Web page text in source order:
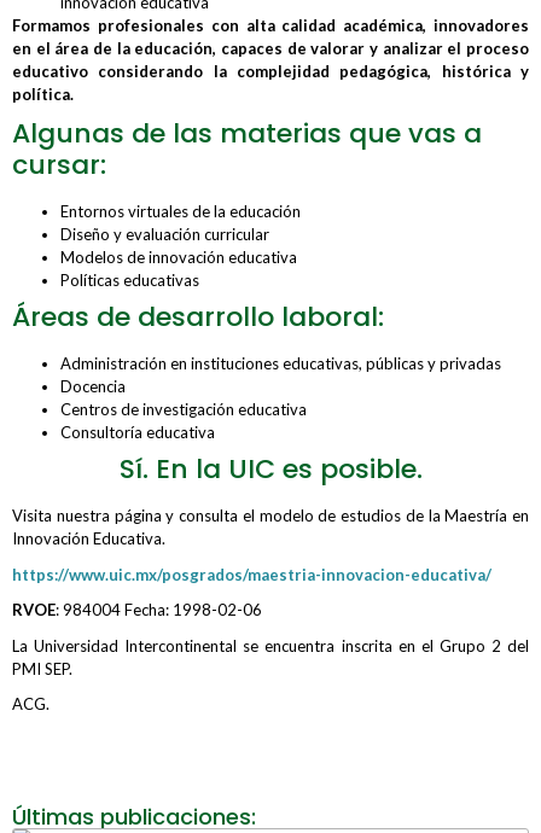
Formamos profesionales con alta calidad académica, innovadores
en el área de la educación, capaces de valorar y analizar el proceso
educativo considerando la complejidad pedagógica, histórica y
política.
Algunas de las materias que vas a
cursar:
Entornos virtuales de la educación
Diseño y evaluación curricular
Modelos de innovación educativa
Políticas educativas
Áreas de desarrollo laboral:
Administración en instituciones educativas, públicas y privadas
Docencia
Centros de investigación educativa
Consultoría educativa
Sí. En la UIC es posible.
Visita nuestra página y consulta el modelo de estudios de la Maestría en
Innovación Educativa.
https://www.uic.mx/posgrados/maestria-innovacion-educativa/
RVOE: 984004 Fecha: 1998-02-06
La Universidad Intercontinental se encuentra inscrita en el Grupo 2 del
PMI SEP.
ACG.
Últimas publicaciones: